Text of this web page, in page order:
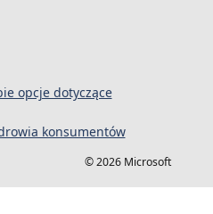
opcje dotyczące
konsumentów
© 2026 Microsoft